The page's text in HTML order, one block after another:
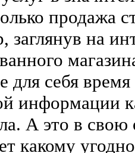
продажа
заглянув на
для себя
информации
А это в
какому